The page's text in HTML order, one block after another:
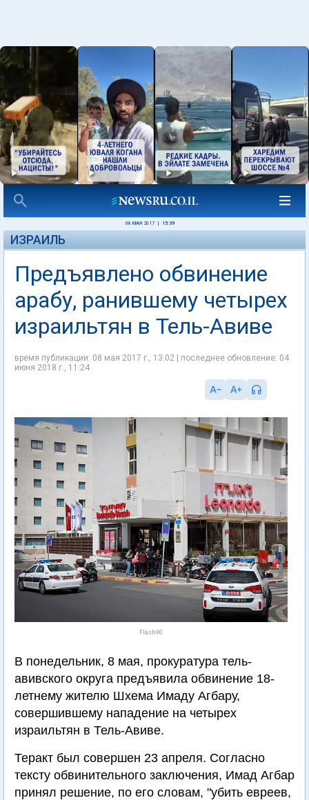
08 МАЯ 2017 15:39
ИЗРАИЛЬ
Предъявлено обвинение
арабу, ранившему четырех
израильтян в Тель-Авиве
время публикации: 08 мая 2017 г., 13:02 | последнее обновление: 04
июня 2018 г., 11:24
Flash90
В понедельник, 8 мая, прокуратура тель-
авивского округа предъявила обвинение 18-
летнему жителю Шхема Имаду Агбару,
совершившему нападение на четырех
израильтян в Тель-Авиве.
Теракт был совершен 23 апреля. Согласно
тексту обвинительного заключения, Имад Агбар
принял решение, по его словам, "убить евреев,